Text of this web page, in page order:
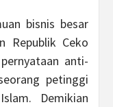
bisnis besar
Republik Ceko
anti-
petinggi
Demikian